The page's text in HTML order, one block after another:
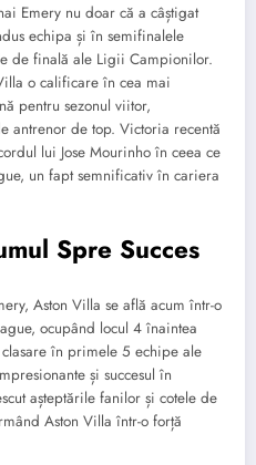
Emery nu doar că a câștigat
echipa și în semifinalele
de finală ale Ligii Campionilor.
o calificare în cea mai
pentru sezonul viitor,
antrenor de top. Victoria recentă
lui Jose Mourinho în ceea ce
un fapt semnificativ în cariera
Spre Succes
Aston Villa se află acum într-o
ocupând locul 4 înaintea
în primele 5 echipe ale
și succesul în
așteptările fanilor și cotele de
Aston Villa într-o forță